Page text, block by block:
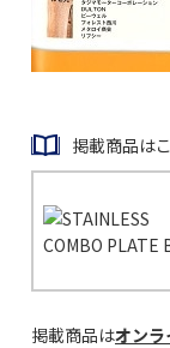
掲載商品は
掲載商品はオン